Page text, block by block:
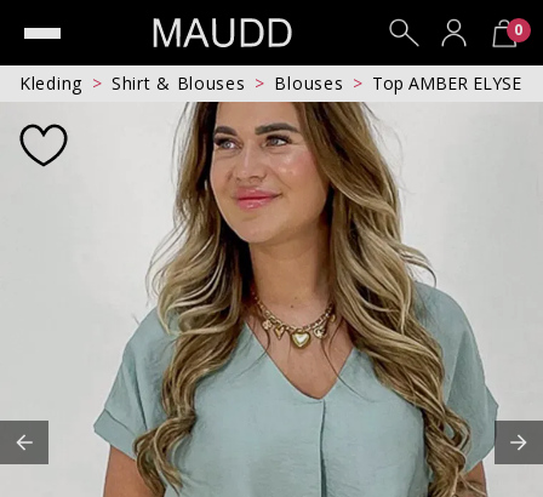
0
Kleding Shirt & Blouses Blouses Top AMBER ELYSE